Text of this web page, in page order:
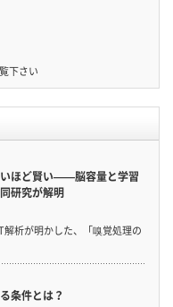
下さい
ほど賢い——脳容量と学習
研究が解明
析が明かした、「嗅覚処理の
条件とは？